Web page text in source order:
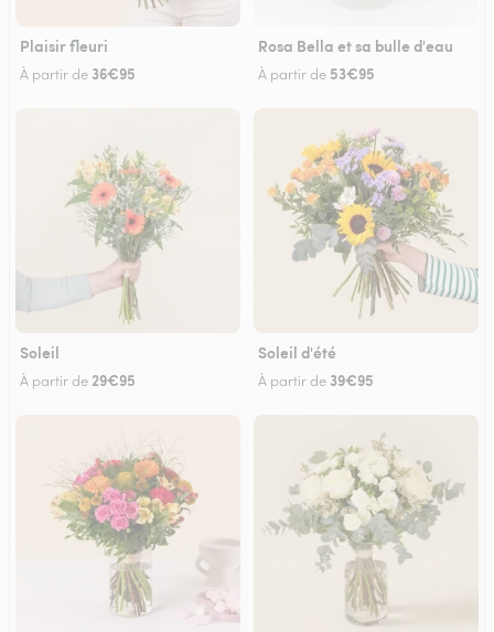
Plaisir fleuri
À partir de 36€95
Rosa Bella et sa bulle d'eau
À partir de 53€95
Soleil
À partir de 29€95
Soleil d'été
À partir de 39€95